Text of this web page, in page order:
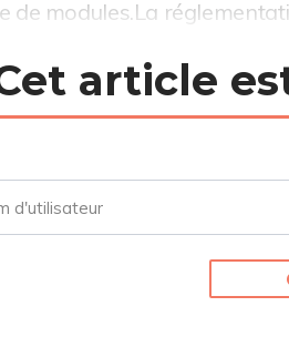
de modules.La
article